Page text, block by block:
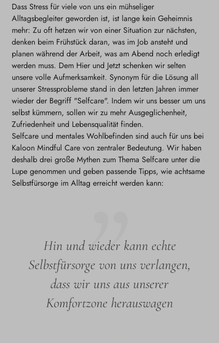
Dass Stress für viele von uns ein mühseliger
Alltagsbegleiter geworden ist, ist lange kein Geheimnis
mehr: Zu oft hetzen wir von einer Situation zur nächsten,
denken beim Frühstück daran, was im Job ansteht und
planen während der Arbeit, was am Abend noch erledigt
werden muss. Dem Hier und Jetzt schenken wir selten
unsere volle Aufmerksamkeit. Synonym für die Lösung all
unserer Stressprobleme stand in den letzten Jahren immer
wieder der Begriff "Selfcare". Indem wir uns besser um uns
selbst kümmern, sollen wir zu mehr Ausgeglichenheit,
Zufriedenheit und Lebensqualität finden.
Selfcare und mentales Wohlbefinden sind auch für uns bei
Kaloon Mindful Care von zentraler Bedeutung. Wir haben
deshalb drei große Mythen zum Thema Selfcare unter die
Lupe genommen und geben passende Tipps, wie achtsame
Selbstfürsorge im Alltag erreicht werden kann:
Hin und wieder kann echte
Selbstfürsorge von uns verlangen,
dass wir uns aus unserer
Komfortzone herauswagen